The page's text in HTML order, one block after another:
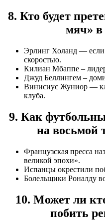
8. Кто будет
мяч» в
Эрлинг Холанд — если
скоростью.
Килиан Мбаппе –
Джуд Беллингем –
Винисиус Жуниор —
клуба.
9. Как
на восьмой
Французская пресса
великой эпохи».
Испанцы окрестили
Болельщики Роналду
10. Может ли
побить